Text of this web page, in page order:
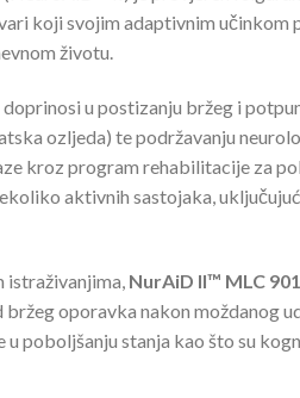
558.00 €
do
koji svojim adaptivnim učinkom
životu.
doprinosi u postizanju bržeg i
ozljeda) te podržavanju
kroz program rehabilitacije za
aktivnih sastojaka,
istraživanjima, NurAiD II™ MLC 901
oporavka nakon moždanog
u poboljšanju stanja kao što su